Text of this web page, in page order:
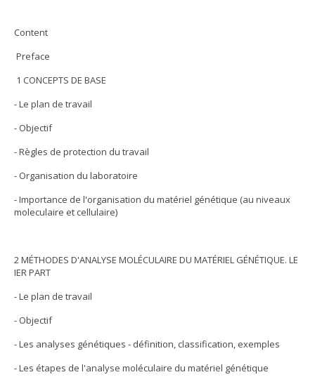
Content
Preface
1 CONCEPTS DE BASE
- Le plan de travail
- Objectif
- Règles de protection du travail
- Organisation du laboratoire
- Importance de l'organisation du matériel génétique (au niveaux
moleculaire et cellulaire)
2 MÉTHODES D'ANALYSE MOLÉCULAIRE DU MATÉRIEL GÉNÉTIQUE. LE
IER PART
- Le plan de travail
- Objectif
- Les analyses génétiques - définition, classification, exemples
- Les étapes de l'analyse moléculaire du matériel génétique